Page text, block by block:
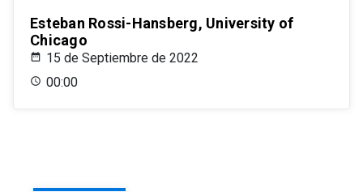
Esteban Rossi-Hansberg, University of
Chicago
15 de Septiembre de 2022
00:00